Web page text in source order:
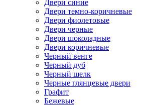
Двери синие
Двери темно-коричневые
Двери фиолетовые
Двери черные
Двери шоколадные
Двери коричневые
Черный венге
Черный дуб
Черный шелк
Черные глянцевые двери
Графит
Бежевые